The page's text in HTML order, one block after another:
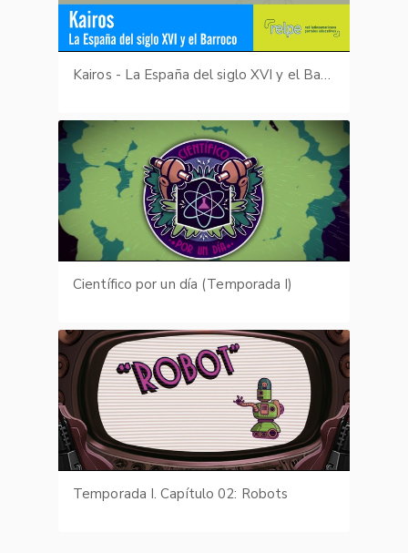
Kairos - La España del siglo XVI y el Barroco
Científico por un día (Temporada I)
Temporada I. Capítulo 02: Robots